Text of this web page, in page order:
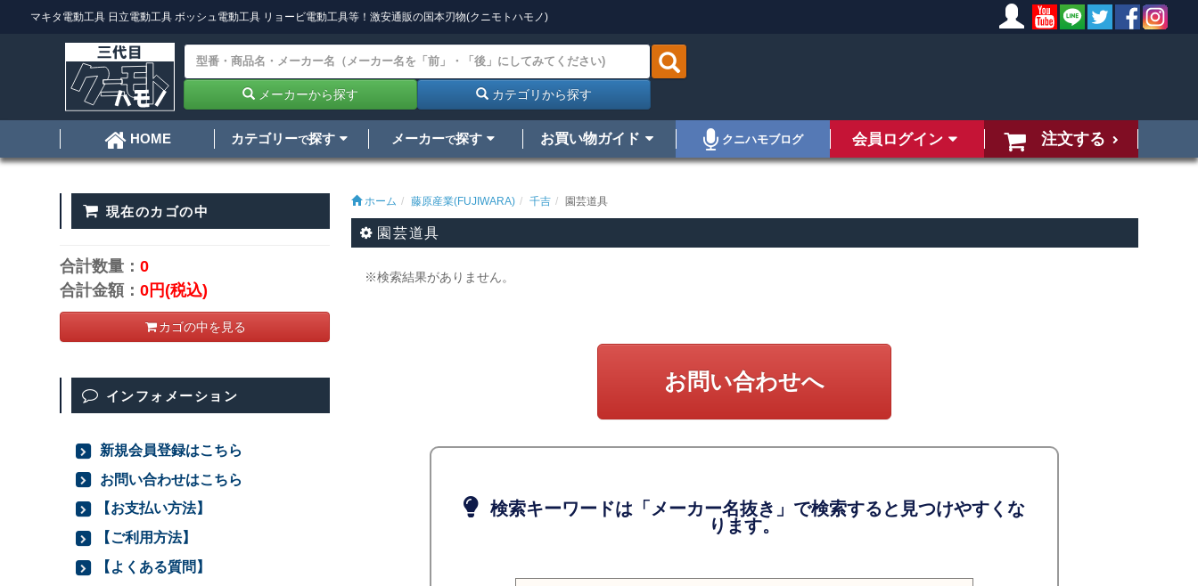
マキタ電動工具 日立電動工具 ボッシュ電動工具 リョービ電動工具等！激安通販の国本刃物(クニモトハモノ)
メーカーから探す カテゴリから探す
HOME カテゴリーで探す メーカーで探す お買い物ガイド クニハモブログ 会員ログイン 注文する
ホーム 藤原産業(FUJIWARA) 千吉 園芸道具
園芸道具
※検索結果がありません。
お問い合わせへ
検索キーワードは「メーカー名抜き」で検索すると見つけやすくな
ります。
現在のカゴの中
合計数量：0
合計金額：0円(税込)
カゴの中を見る
インフォメーション
新規会員登録はこちら
お問い合わせはこちら
【お支払い方法】
【ご利用方法】
【よくある質問】